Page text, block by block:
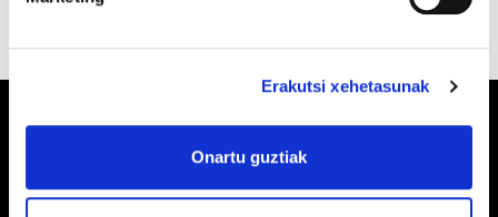
Erakutsi xehetasunak
Onartu guztiak
Barrainkua, 13 48009 BILBO